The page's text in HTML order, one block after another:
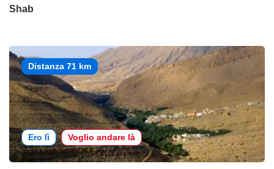
Shab
Distanza 71 km
Ero lì Voglio andare là